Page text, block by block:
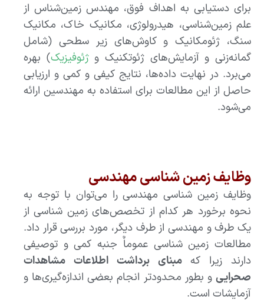
برای دستیابی به اهداف فوق، مهندس زمین‌شناس از
علم زمین‌شناسی، هیدرولوژی، مکانیک خاک، مکانیک
سنگ، ژئومکانیک و کاوش‌های زیر سطحی (شامل
گمانه‌زنی و آزمایش‌های ژئوتکنیک و ژئوفیزیک) بهره
می‌برد. در نهایت داده‌ها، نتایج کیفی و کمی و ارزیابی
حاصل از این مطالعات برای استفاده به مهندسین ارائه
می‌شود.
وظایف زمین شناسی مهندسی
وظایف زمین شناسی مهندسی را می‌توان با توجه به
نحوه برخورد هر کدام از تخصص‌های زمین شناسی از
یک طرف و مهندسی از طرف دیگر، مورد بررسی قرار داد.
مطالعات زمین شناسی عموماٌ جنبه کمی و توصیفی
دارند زیرا کهمبنای برداشت اطلاعات مشاهدات
صحراییو بطور محدودتر انجام بعضی اندازه‌گیری‌ها و
آزمایشات است.